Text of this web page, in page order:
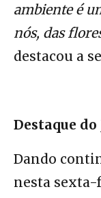
ambiente é
nós, das
destacou a
Destaque do
Dando
nesta sexta-